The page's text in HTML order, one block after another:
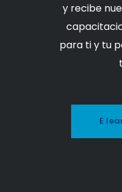
y recibe
para ti y tu
E